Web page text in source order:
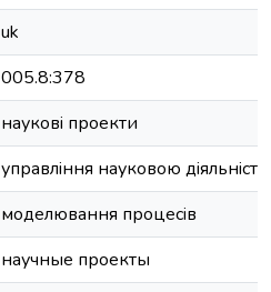
uk
005.8:378
науковi проекти
управлiння науковою дiяльнiстю
моделювання процесiв
научные проекты